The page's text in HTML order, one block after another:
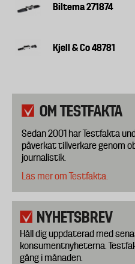
Biltema 271874
Kjell & Co 48781
OM TESTFAKTA
Sedan 2001 har Testfakta
påverkat tillverkare genom
journalistik.
Läs mer om Testfakta.
NYHETSBREV
Håll dig uppdaterad med
konsumentnyheterna.
gång i månaden.